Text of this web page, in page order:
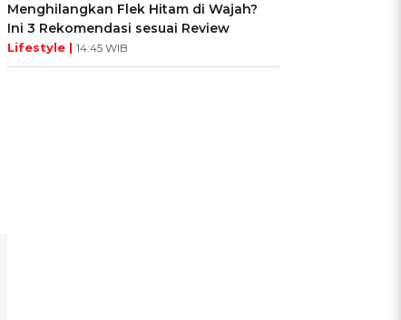
Menghilangkan Flek Hitam di Wajah?
Ini 3 Rekomendasi sesuai Review
Lifestyle | 14:45 WIB